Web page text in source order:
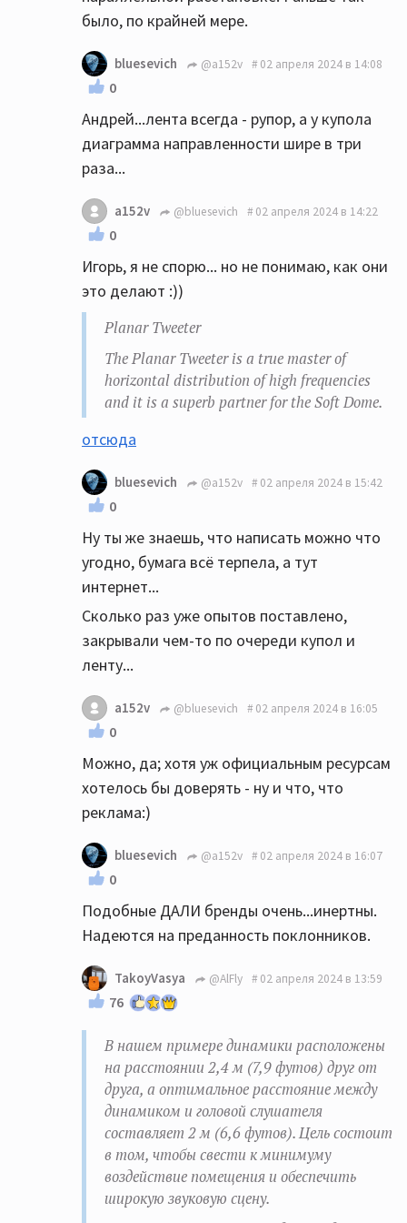
было, по крайней мере.
bluesevich @a152v 02 апреля 2024 в 14:08
0
Андрей...лента всегда - рупор, а у купола
диаграмма направленности шире в три
раза...
a152v @bluesevich 02 апреля 2024 в 14:22
0
Игорь, я не спорю... но не понимаю, как они
это делают :))
Planar Tweeter
The Planar Tweeter is a true master of
horizontal distribution of high frequencies
and it is a superb partner for the Soft Dome.
отсюда
bluesevich @a152v 02 апреля 2024 в 15:42
0
Ну ты же знаешь, что написать можно что
угодно, бумага всё терпела, а тут
интернет...
Сколько раз уже опытов поставлено,
закрывали чем-то по очереди купол и
ленту...
a152v @bluesevich 02 апреля 2024 в 16:05
0
Можно, да; хотя уж официальным ресурсам
хотелось бы доверять - ну и что, что
реклама:)
bluesevich @a152v 02 апреля 2024 в 16:07
0
Подобные ДАЛИ бренды очень...инертны.
Надеются на преданность поклонников.
TakoyVasya @AlFly 02 апреля 2024 в 13:59
76
В нашем примере динамики расположены
на расстоянии 2,4 м (7,9 футов) друг от
друга, а оптимальное расстояние между
динамиком и головой слушателя
составляет 2 м (6,6 футов). Цель состоит
в том, чтобы свести к минимуму
воздействие помещения и обеспечить
широкую звуковую сцену.